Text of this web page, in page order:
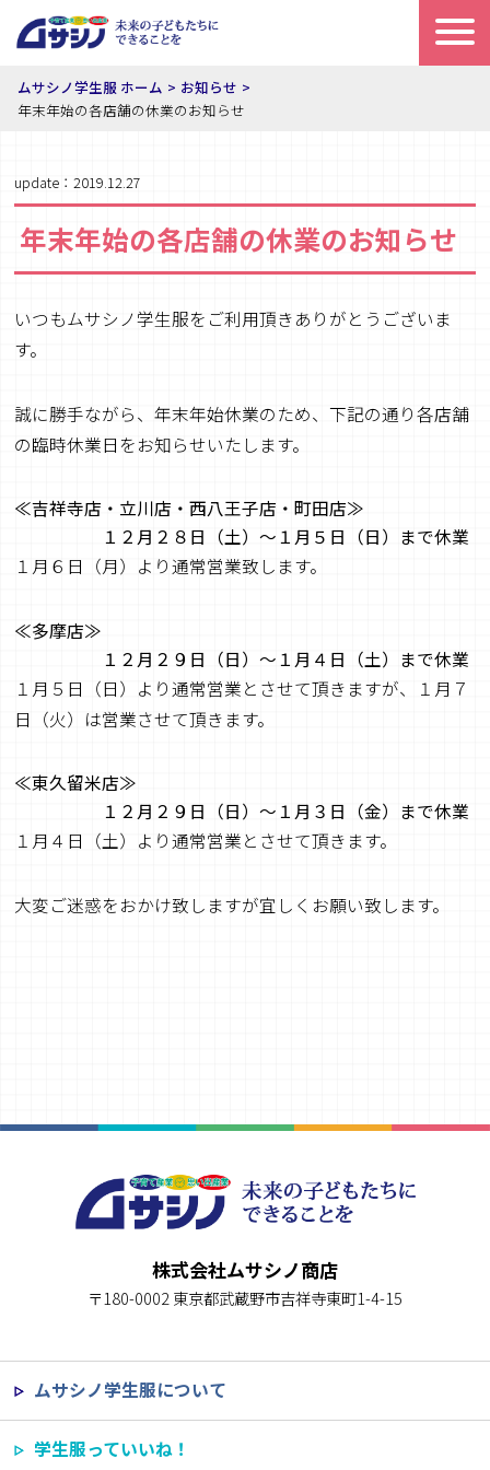
ムサシノ学生服 ホーム
お知らせ
年末年始の各店舗の休業のお知らせ
update：2019.12.27
年末年始の各店舗の休業のお知らせ
いつもムサシノ学生服をご利用頂きありがとうございま
す。
誠に勝手ながら、年末年始休業のため、下記の通り各店舗
の臨時休業日をお知らせいたします。
≪吉祥寺店・立川店・西八王子店・町田店≫
１２月２８日（土）～１月５日（日）まで休業
１月６日（月）より通常営業致します。
≪多摩店≫
１２月２９日（日）～１月４日（土）まで休業
１月５日（日）より通常営業とさせて頂きますが、１月７
日（火）は営業させて頂きます。
≪東久留米店≫
１２月２９日（日）～１月３日（金）まで休業
１月４日（土）より通常営業とさせて頂きます。
大変ご迷惑をおかけ致しますが宜しくお願い致します。
株式会社ムサシノ商店
〒180-0002 東京都武蔵野市吉祥寺東町1-4-15
ムサシノ学生服について
学生服っていいね！